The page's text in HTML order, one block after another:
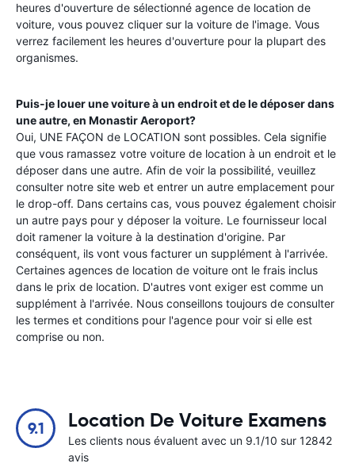
heures d'ouverture de sélectionné agence de location de
voiture, vous pouvez cliquer sur la voiture de l'image. Vous
verrez facilement les heures d'ouverture pour la plupart des
organismes.
Puis-je louer une voiture à un endroit et de le déposer dans
une autre, en Monastir Aeroport?
Oui, UNE FAÇON de LOCATION sont possibles. Cela signifie
que vous ramassez votre voiture de location à un endroit et le
déposer dans une autre. Afin de voir la possibilité, veuillez
consulter notre site web et entrer un autre emplacement pour
le drop-off. Dans certains cas, vous pouvez également choisir
un autre pays pour y déposer la voiture. Le fournisseur local
doit ramener la voiture à la destination d'origine. Par
conséquent, ils vont vous facturer un supplément à l'arrivée.
Certaines agences de location de voiture ont le frais inclus
dans le prix de location. D'autres vont exiger est comme un
supplément à l'arrivée. Nous conseillons toujours de consulter
les termes et conditions pour l'agence pour voir si elle est
comprise ou non.
9.1 Location De Voiture Examens
Les clients nous évaluent avec un 9.1/10 sur 12842
avis